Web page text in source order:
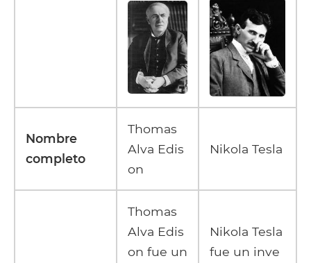
Nombre
completo
Thomas
Alva Edis
on
Nikola Tesla
Thomas
Alva Edis
on fue un
Nikola Tesla
fue un inve